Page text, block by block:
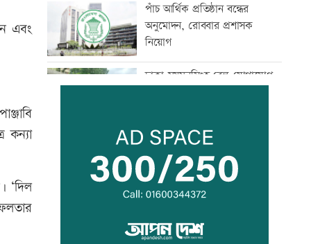
এবং
কন্যা
‘দিল
পাঁচ আর্থিক প্রতিষ্ঠান বন্ধের
অনুমোদন, রোববার প্রশাসক
নিয়োগ
ঢাকা-ময়মনসিংহ রেল যোগাযোগ
সিঙ্গাপুর থেকে এক কার্গো
এলএনজি কিনবে সরকার
কারবারি আটক